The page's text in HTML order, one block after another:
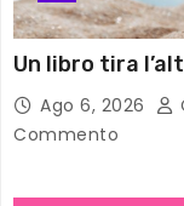
Un libro tira
Ago 6, 2026
Commento